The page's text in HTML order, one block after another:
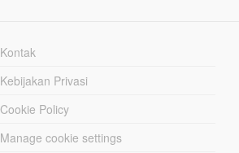
Kontak
Kebijakan Privasi
Cookie Policy
Manage cookie settings